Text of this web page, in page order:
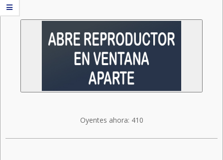
Oyentes ahora: 410